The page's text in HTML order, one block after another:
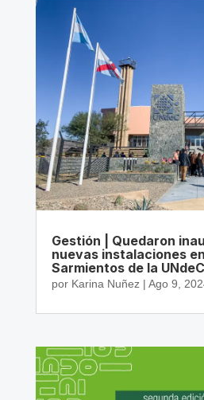
Gestión | Quedaron
nuevas instalaciones
Sarmientos de la UNdeC
por Karina Nuñez| Ago 9,